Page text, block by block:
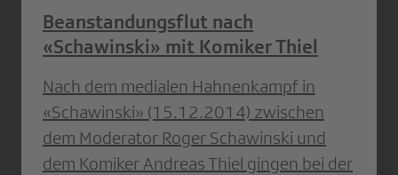
Beanstandungsflut nach
«Schawinski» mit Komiker Thiel
Nach dem medialen Hahnenkampf in
«Schawinski» (15.12.2014) zwischen
dem Moderator Roger Schawinski und
dem Komiker Andreas Thiel gingen bei der